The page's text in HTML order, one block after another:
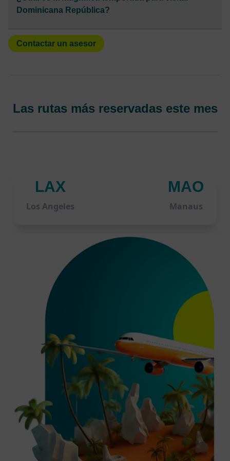
Dominicana República?
Contactar un asesor
Las rutas más reservadas este mes
LAX
Los Angeles
MAO
Manaus